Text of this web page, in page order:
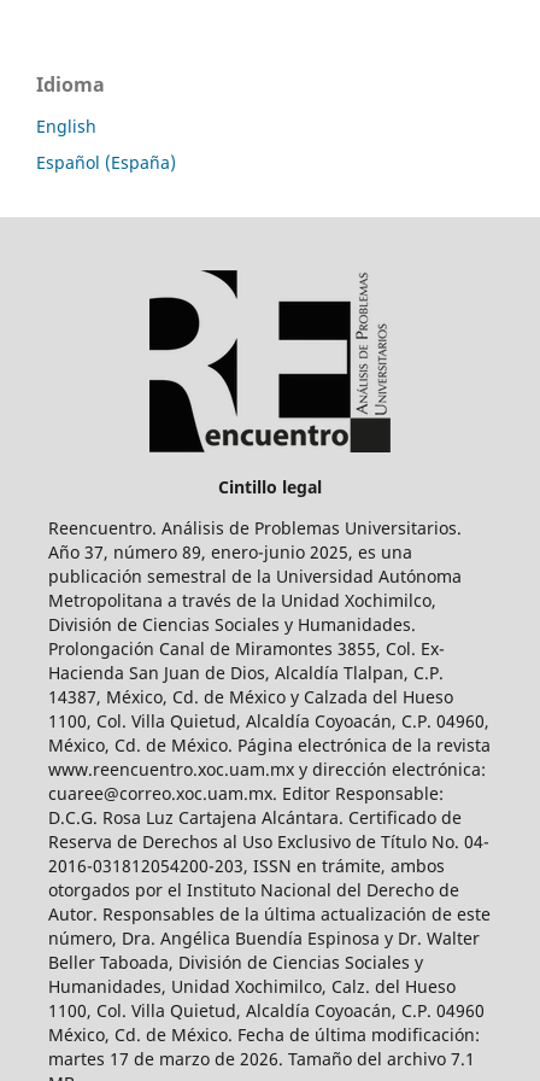
Idioma
English
Español (España)
Cintillo legal
Reencuentro. Análisis de Problemas Universitarios.
Año 37, número 89, enero-junio 2025, es una
publicación semestral de la Universidad Autónoma
Metropolitana a través de la Unidad Xochimilco,
División de Ciencias Sociales y Humanidades.
Prolongación Canal de Miramontes 3855, Col. Ex-
Hacienda San Juan de Dios, Alcaldía Tlalpan, C.P.
14387, México, Cd. de México y Calzada del Hueso
1100, Col. Villa Quietud, Alcaldía Coyoacán, C.P. 04960,
México, Cd. de México. Página electrónica de la revista
www.reencuentro.xoc.uam.mx y dirección electrónica:
cuaree@correo.xoc.uam.mx. Editor Responsable:
D.C.G. Rosa Luz Cartajena Alcántara. Certificado de
Reserva de Derechos al Uso Exclusivo de Título No. 04-
2016-031812054200-203, ISSN en trámite, ambos
otorgados por el Instituto Nacional del Derecho de
Autor. Responsables de la última actualización de este
número, Dra. Angélica Buendía Espinosa y Dr. Walter
Beller Taboada, División de Ciencias Sociales y
Humanidades, Unidad Xochimilco, Calz. del Hueso
1100, Col. Villa Quietud, Alcaldía Coyoacán, C.P. 04960
México, Cd. de México. Fecha de última modificación:
martes 17 de marzo de 2026. Tamaño del archivo 7.1